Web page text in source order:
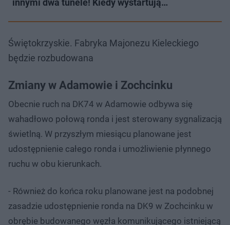
Świętokrzyskie. Fabryka Majonezu Kieleckiego
będzie rozbudowana
Zmiany w Adamowie i Zochcinku
Obecnie ruch na DK74 w Adamowie odbywa się
wahadłowo połową ronda i jest sterowany sygnalizacją
świetlną. W przyszłym miesiącu planowane jest
udostępnienie całego ronda i umożliwienie płynnego
ruchu w obu kierunkach.
- Również do końca roku planowane jest na podobnej
zasadzie udostępnienie ronda na DK9 w Zochcinku w
obrębie budowanego węzła komunikującego istniejącą